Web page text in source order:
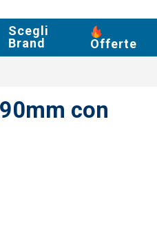
Scegli
Brand
Offerte
con